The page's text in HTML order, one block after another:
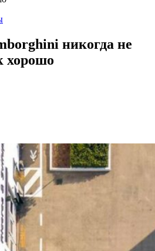
никогда не
хорошо